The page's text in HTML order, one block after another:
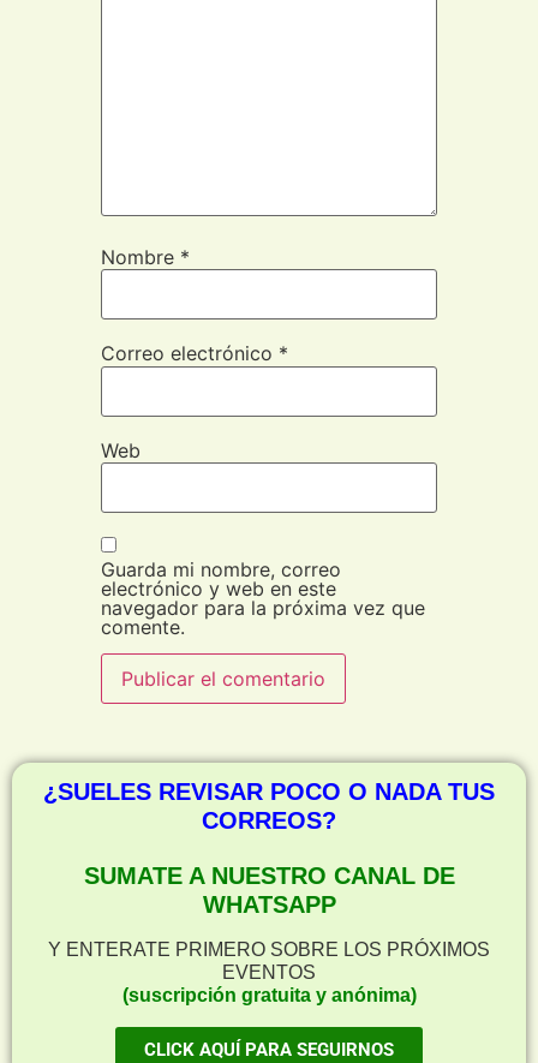
Nombre *
Correo electrónico *
Web
Guarda mi nombre, correo
electrónico y web en este
navegador para la próxima vez que
comente.
¿SUELES REVISAR POCO O NADA TUS
CORREOS?
SUMATE A NUESTRO CANAL DE
WHATSAPP
Y ENTERATE PRIMERO SOBRE LOS PRÓXIMOS
EVENTOS
(suscripción gratuita y anónima)
CLICK AQUÍ PARA SEGUIRNOS